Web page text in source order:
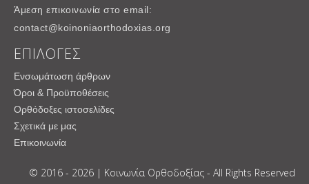
Άμεση επικοινωνία στο email:
contact@koinoniaorthodoxias.org
ΕΠΙΛΟΓΕΣ
Ενσωμάτωση άρθρων
Όροι & Προϋποθέσεις
Ορθόδοξες ιστοσελίδες
Σχετικά με μας
Επικοινωνία
© 2016 - 2026 | Κοινωνία Ορθοδοξίας - All Rights Reserved